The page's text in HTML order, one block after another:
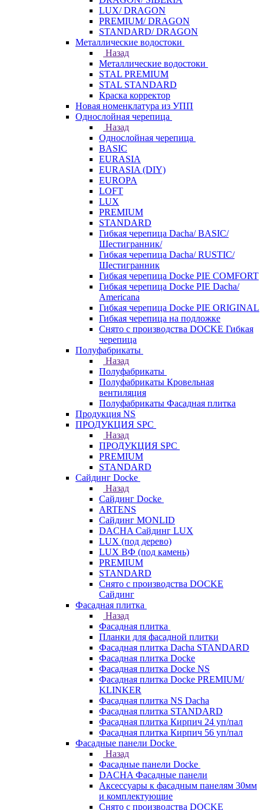
LUX/ DRAGON
PREMIUM/ DRAGON
STANDARD/ DRAGON
Металлические водостоки
Назад
Металлические водостоки
STAL PREMIUM
STAL STANDARD
Краска корректор
Новая номенклатура из УПП
Однослойная черепица
Назад
Однослойная черепица
BASIC
EURASIA
EURASIA (DIY)
EUROPA
LOFT
LUX
PREMIUM
STANDARD
Гибкая черепица Dacha/ BASIC/
Шестигранник/
Гибкая черепица Dacha/ RUSTIC/
Шестигранник
Гибкая черепица Docke PIE COMFORT
Гибкая черепица Docke PIE Dacha/
Americana
Гибкая черепица Docke PIE ОRIGINАL
Гибкая черепица на подложке
Снято с производства DOCKE Гибкая
черепица
Полуфабрикаты
Назад
Полуфабрикаты
Полуфабрикаты Кровельная
вентиляция
Полуфабрикаты Фасадная плитка
Продукция NS
ПРОДУКЦИЯ SPC
Назад
ПРОДУКЦИЯ SPC
PREMIUM
STANDARD
Сайдинг Docke
Назад
Сайдинг Docke
ARTENS
Cайдинг MONLID
DACHA Сайдинг LUX
LUX (под дерево)
LUX ВФ (под камень)
PREMIUM
STANDARD
Снято с производства DOCKE
Сайдинг
Фасадная плитка
Назад
Фасадная плитка
Планки для фасадной плитки
Фасадная плитка Dacha STANDARD
Фасадная плитка Docke
Фасадная плитка Docke NS
Фасадная плитка Docke PREMIUM/
KLINKER
Фасадная плитка NS Dacha
Фасадная плитка STANDARD
Фасадная плитка Кирпич 24 уп/пал
Фасадная плитка Кирпич 56 уп/пал
Фасадные панели Docke
Назад
Фасадные панели Docke
DACHA Фасадные панели
Аксессуары к фасадным панелям 30мм
и комплектующие
Снято с производства DOCKE